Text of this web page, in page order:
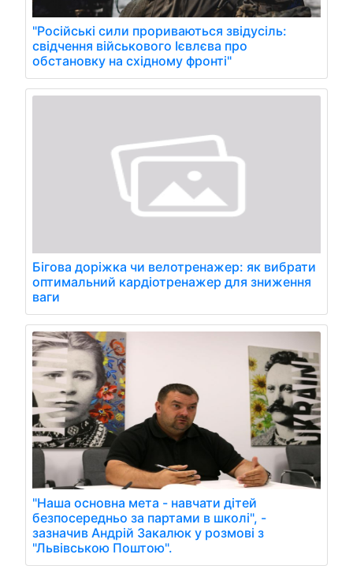
"Російські сили прориваються звідусіль:
свідчення військового Ієвлєва про
обстановку на східному фронті"
Бігова доріжка чи велотренажер: як вибрати
оптимальний кардіотренажер для зниження
ваги
"Наша основна мета - навчати дітей
безпосередньо за партами в школі", -
зазначив Андрій Закалюк у розмові з
"Львівською Поштою".